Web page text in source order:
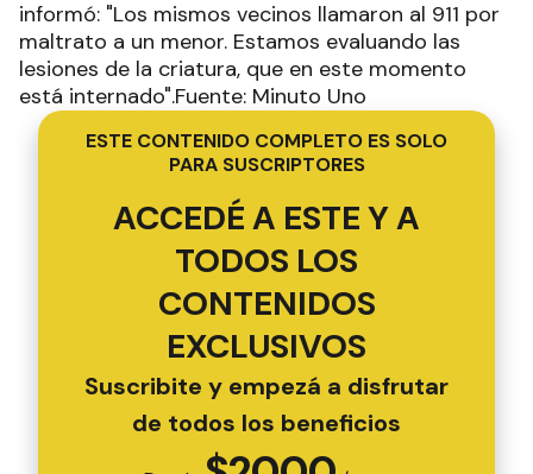
informó: "Los mismos vecinos llamaron al 911 por
maltrato a un menor. Estamos evaluando las
lesiones de la criatura, que en este momento
está internado".Fuente: Minuto Uno
ESTE CONTENIDO COMPLETO ES SOLO
PARA SUSCRIPTORES
ACCEDÉ A ESTE Y A
TODOS LOS
CONTENIDOS
EXCLUSIVOS
Suscribite y empezá a disfrutar
de todos los beneficios